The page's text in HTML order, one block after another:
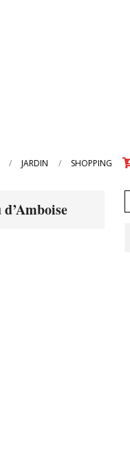
JARDIN SHOPPING